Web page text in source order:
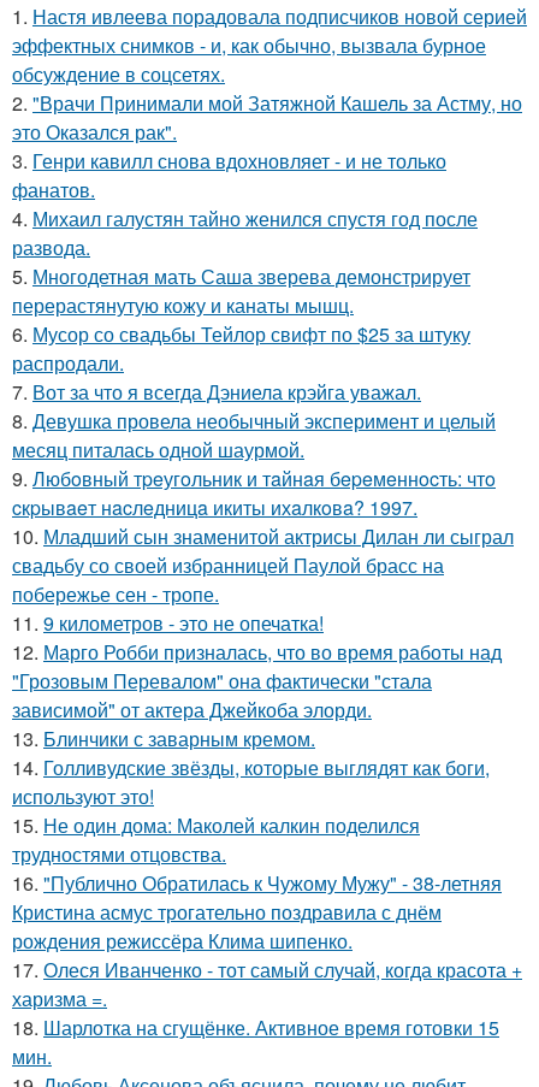
1. Настя ивлеева порадовала подписчиков новой серией
эффектных снимков - и, как обычно, вызвала бурное
обсуждение в соцсетях.
2. "Врачи Принимали мой Затяжной Кашель за Астму, но
это Оказался рак".
3. Генри кавилл снова вдохновляет - и не только
фанатов.
4. Михаил галустян тайно женился спустя год после
развода.
5. Многодетная мать Саша зверева демонстрирует
перерастянутую кожу и канаты мышц.
6. Мусор со свадьбы Тейлор свифт по $25 за штуку
распродали.
7. Вот за что я всегда Дэниела крэйга уважал.
8. Девушка провела необычный эксперимент и целый
месяц питалась одной шаурмой.
9. Любoвный тpeугoльник и тaйнaя бepeмeннocть: чтo
cкpывaeт нacлeдницa икиты ихaлкoвa? 1997.
10. Младший сын знаменитой актрисы Дилан ли сыграл
свадьбу со своей избранницей Паулой брасс на
побережье сен - тропе.
11. 9 километров - это не опечатка!
12. Марго Робби призналась, что во время работы над
"Грозовым Перевалом" она фактически "стала
зависимой" от актера Джейкоба элорди.
13. Блинчики с заварным кремом.
14. Голливудские звёзды, которые выглядят как боги,
используют это!
15. Не один дома: Маколей калкин поделился
трудностями отцовства.
16. "Публично Обратилась к Чужому Мужу" - 38-летняя
Кристина асмус трогательно поздравила с днём
рождения режиссёра Клима шипенко.
17. Олеся Иванченко - тот самый случай, когда красота +
харизма =.
18. Шарлотка на сгущёнке. Активное время готовки 15
мин.